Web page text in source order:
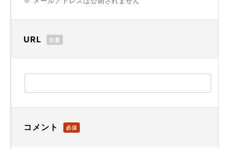
URL 任意
コメント 必須